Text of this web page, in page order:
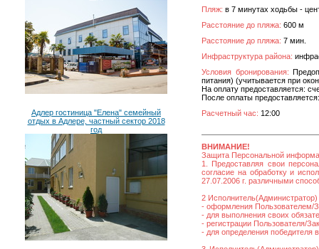
Адлер гостиница "Елена" семейный
отдых в Адлере, частный сектор 2018
год
Пляж: в 7 минутах ходьбы -
Расстояние до пляжа: 600 м
Расстояние до пляжа: 7 мин.
Инфраструктура района:
Условия бронирования:
питания) (учитывается при
На оплату предоставляется:
После оплаты
Расчетный час: 12:00
ВНИМАНИЕ!
Защита Персональной
1. Предоставляя свои
согласие на обработку и
27.07.2006 г. различными
2
- оформления Пользователем/
- для выполнения своих
- регистрации Пользователя/
- для определения победителя